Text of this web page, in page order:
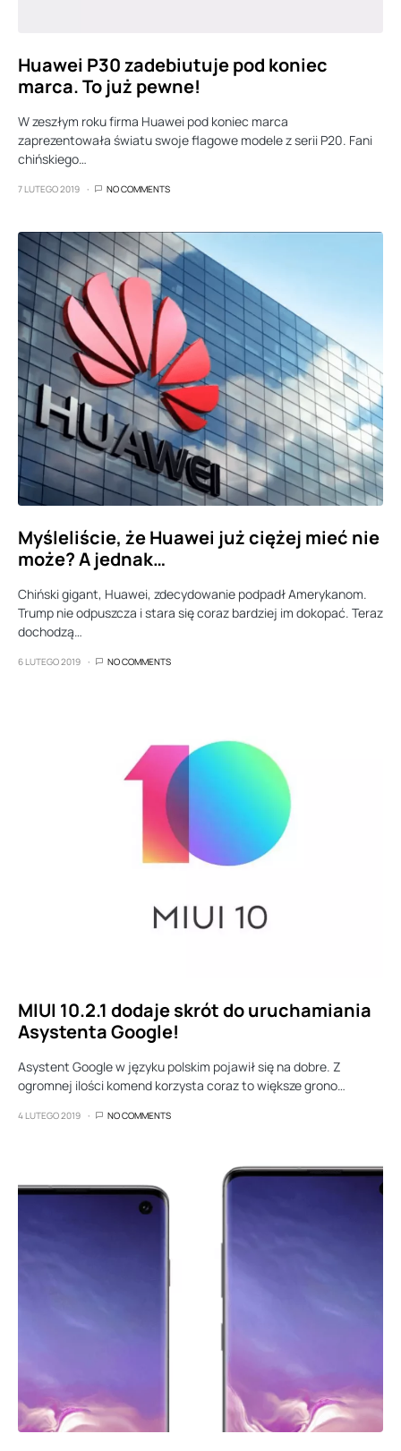
Huawei P30 zadebiutuje pod koniec
marca. To już pewne!
W zeszłym roku firma Huawei pod koniec marca
zaprezentowała światu swoje flagowe modele z serii P20. Fani
chińskiego…
7 LUTEGO 2019 NO COMMENTS
Myśleliście, że Huawei już ciężej mieć nie
może? A jednak…
Chiński gigant, Huawei, zdecydowanie podpadł Amerykanom.
Trump nie odpuszcza i stara się coraz bardziej im dokopać. Teraz
dochodzą…
6 LUTEGO 2019 NO COMMENTS
MIUI 10.2.1 dodaje skrót do uruchamiania
Asystenta Google!
Asystent Google w języku polskim pojawił się na dobre. Z
ogromnej ilości komend korzysta coraz to większe grono…
4 LUTEGO 2019 NO COMMENTS